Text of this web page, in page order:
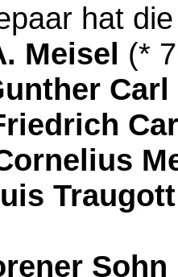
hat
Meisel (*
Carl
Sohn